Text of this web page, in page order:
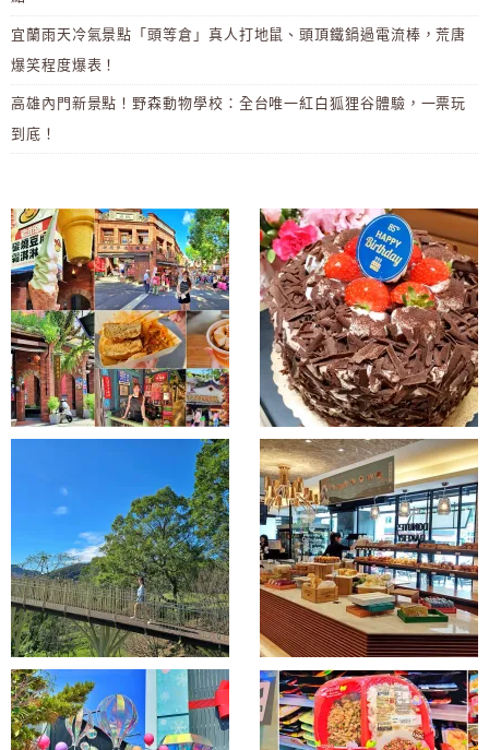
宜蘭雨天冷氣景點「頭等倉」真人打地鼠、頭頂鐵鍋過電流棒，荒唐
爆笑程度爆表！
高雄內門新景點！野森動物學校：全台唯一紅白狐狸谷體驗，一票玩
到底！